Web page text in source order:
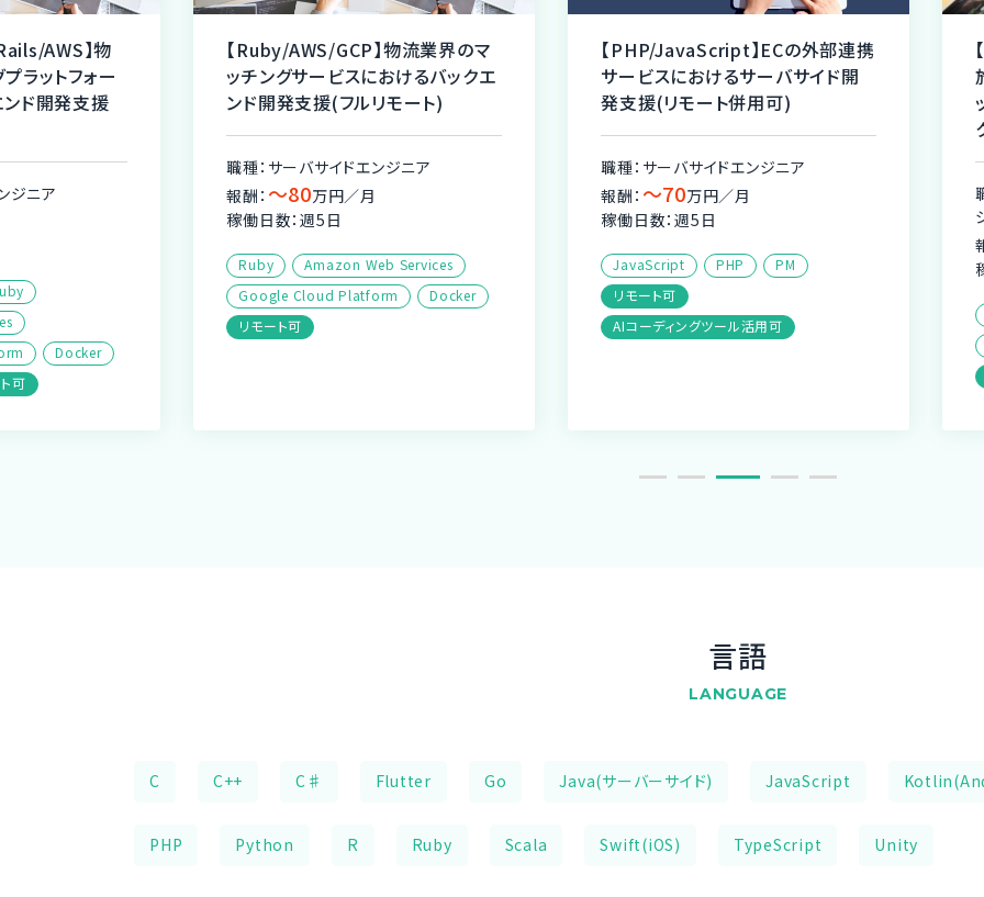
AWS】物
ラットフォー
ド開発支援
ジニア
Docker
可
【Ruby/AWS/GCP】物流業界のマ
ッチングサービスにおけるバックエ
ンド開発支援(フルリモート)
職種：サーバサイドエンジニア
報酬： 〜80万円／月
稼働日数：週5日
Ruby
Amazon Web Services
Google Cloud Platform
Docker
リモート可
【PHP/JavaScript】ECの外部連携
サービスにおけるサーバサイド開
発支援(リモート併用可)
職種：サーバサイドエンジニア
報酬： 〜70万円／月
稼働日数：週5日
JavaScript PHP
PM
リモート可
AIコーディングツール活用可
言語
LANGUAGE
C C++ C♯ Flutter Go Java(サーバーサイド) JavaScript
PHP Python R Ruby Scala Swift(iOS) TypeScript Unity